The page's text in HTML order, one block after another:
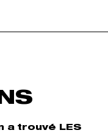
a trouvé LES